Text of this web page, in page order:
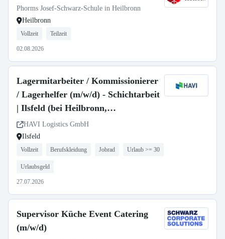
Phorms Josef-Schwarz-Schule in Heilbronn
Heilbronn
Vollzeit Teilzeit
02.08.2026
Lagermitarbeiter / Kommissionierer
/ Lagerhelfer (m/w/d) - Schichtarbeit
| Ilsfeld (bei Heilbronn,
Ludwigsburg, Bietigheim-Bissingen)
HAVI Logistics GmbH
Ilsfeld
Vollzeit Berufskleidung Jobrad Urlaub >= 30
Urlaubsgeld
27.07.2026
Supervisor Küche Event Catering
(m/w/d)